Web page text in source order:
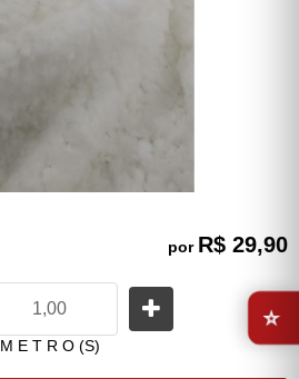
por R$ 29,90
M E T R O (S)
⭐